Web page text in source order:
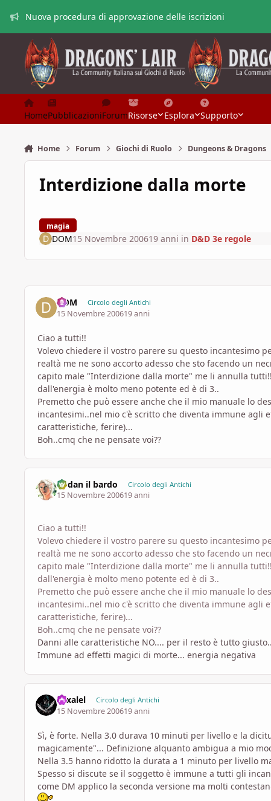
Nuova procedura di approvazione delle iscrizioni
HomePubblicazioniForumRisorse Esplora Supporto
Home Forum Giochi di Ruolo Dungeons & Dragons
Interdizione dalla morte
magia
DOM15 Novembre 200619 anni in D&D 3e regole
DOM Circolo degli Antichi
15 Novembre 200619 anni
Ciao a tutti!!
Volevo chiedere il vostro parere su questo incantesimo
realtà me ne sono accorto adesso che sto facendo un
capito male "Interdizione dalla morte" me li annulla
dall'energia è molto meno potente ed è di 3..
Premetto che può essere anche che il mio manuale lo
incantesimi..nel mio c'è scritto che diventa immune
caratteristiche, ferire)...
Boh..cmq che ne pensate voi??
Codan il bardo Circolo degli Antichi
15 Novembre 200619 anni
Ciao a tutti!!
Volevo chiedere il vostro parere su questo incantesimo
realtà me ne sono accorto adesso che sto facendo un
capito male "Interdizione dalla morte" me li annulla
dall'energia è molto meno potente ed è di 3..
Premetto che può essere anche che il mio manuale lo
incantesimi..nel mio c'è scritto che diventa immune
caratteristiche, ferire)...
Boh..cmq che ne pensate voi??
Danni alle caratteristiche NO.... per il resto è tutto
Immune ad effetti magici di morte... energia negativa
Yexalel Circolo degli Antichi
15 Novembre 200619 anni
Sì, è forte. Nella 3.0 durava 10 minuti per livello e la
magicamente"... Definizione alquanto ambigua a mio
Nella 3.5 hanno ridotto la durata a 1 minuto per livello
Spesso si discute se il soggetto è immune a tutti gli
come DM applico la seconda versione ma molti